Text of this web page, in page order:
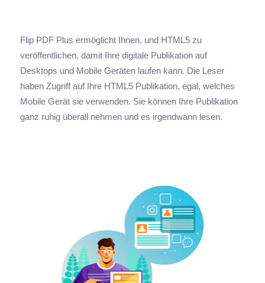
Flip PDF Plus ermöglicht Ihnen, und HTML5 zu
veröffentlichen, damit Ihre digitale Publikation auf
Desktops und Mobile Geräten laufen kann. Die Leser
haben Zugriff auf Ihre HTML5 Publikation, egal, welches
Mobile Gerät sie verwenden. Sie können Ihre Publikation
ganz ruhig überall nehmen und es irgendwann lesen.